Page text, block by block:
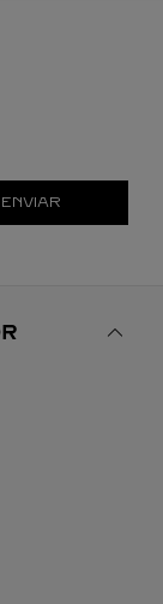
ENVIAR